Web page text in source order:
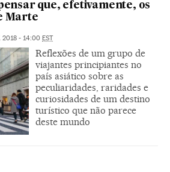
que, efetivamente, os
Marte
2018 - 14:00 EST
Reflexões de um grupo de
viajantes principiantes no
país asiático sobre as
peculiaridades, raridades e
curiosidades de um destino
turístico que não parece
deste mundo